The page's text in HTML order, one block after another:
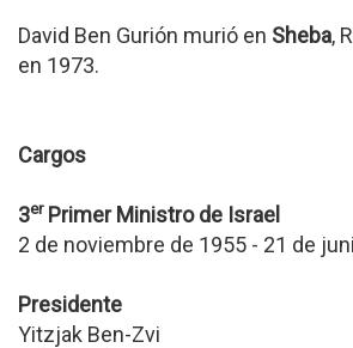
David Ben Gurión murió en Sheba,
en 1973.
Cargos
3erPrimer Ministro de Israel
2 de noviembre de 1955 - 21 de
Presidente
Yitzjak Ben-Zvi